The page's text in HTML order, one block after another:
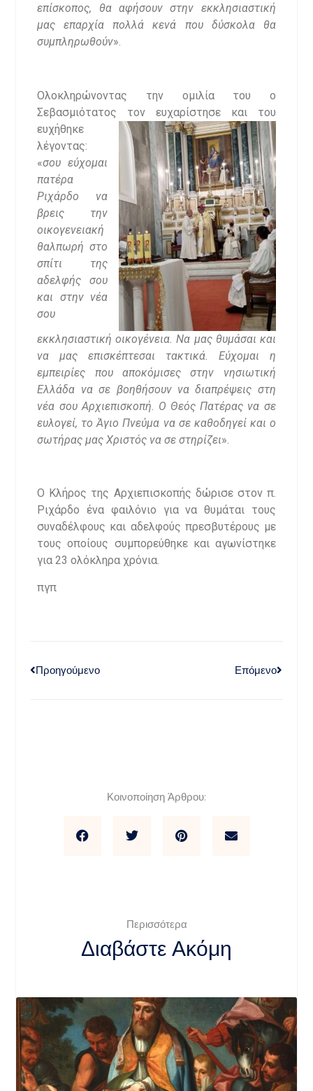
επίσκοπος, θα αφήσουν στην εκκλησιαστική
μας επαρχία πολλά κενά που δύσκολα θα
συμπληρωθούν».
Ολοκληρώνοντας την ομιλία του ο
Σεβασμιότατος τον ευχαρίστησε και του
ευχήθηκε
λέγοντας:
«σου εύχομαι
πατέρα
Ριχάρδο να
βρεις την
οικογενειακή
θαλπωρή στο
σπίτι της
αδελφής σου
και στην νέα
σου
εκκλησιαστική οικογένεια. Να μας θυμάσαι και
να μας επισκέπτεσαι τακτικά. Εύχομαι η
εμπειρίες που αποκόμισες στην νησιωτική
Ελλάδα να σε βοηθήσουν να διαπρέψεις στη
νέα σου Αρχιεπισκοπή. Ο Θεός Πατέρας να σε
ευλογεί, το Άγιο Πνεύμα να σε καθοδηγεί και ο
σωτήρας μας Χριστός να σε στηρίζει».
Ο Κλήρος της Αρχιεπισκοπής δώρισε στον π.
Ριχάρδο ένα φαιλόνιο για να θυμάται τους
συναδέλφους και αδελφούς πρεσβυτέρους με
τους οποίους συμπορεύθηκε και αγωνίστηκε
για 23 ολόκληρα χρόνια.
πγπ
Προηγούμενο Επόμενο
Κοινοποίηση Άρθρου:
Περισσότερα
Διαβάστε Ακόμη